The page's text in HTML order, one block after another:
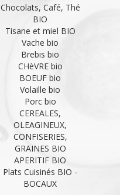
Chocolats, Café, Thé
BIO
Tisane et miel BIO
Vache bio
Brebis bio
CHèVRE bio
BOEUF bio
Volaille bio
Porc bio
CEREALES,
OLEAGINEUX,
CONFISERIES,
GRAINES BIO
APERITIF BIO
Plats Cuisinés BIO -
BOCAUX